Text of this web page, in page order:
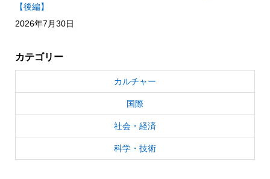
【後編】
2026年7月30日
カテゴリー
カルチャー
国際
社会・経済
科学・技術